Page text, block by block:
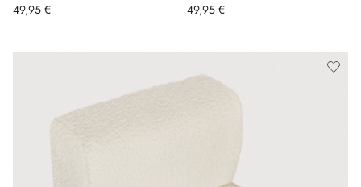
49,95 € 49,95 €